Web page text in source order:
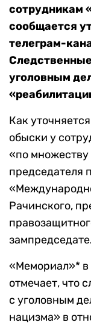
сотрудникам
сообщается
телеграм-
уголовным
Как
обыски у
«по множеству
председателя
Рачинского,
«Мемориал»* в
отмечает, что
с уголовным
нацизма» в